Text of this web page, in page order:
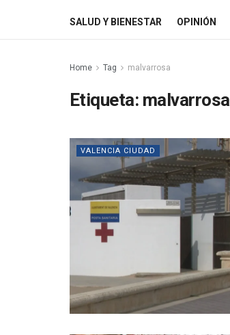
SALUD Y BIENESTAR OPINIÓN
Home Tag malvarrosa
Etiqueta: malvarrosa
VALENCIA CIUDAD